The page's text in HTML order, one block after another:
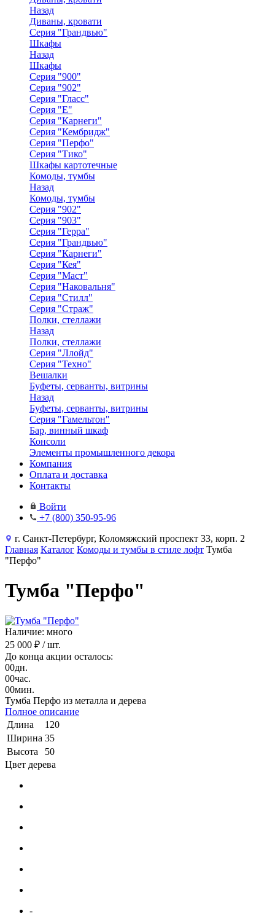
Назад
Диваны, кровати
Серия "Грандвью"
Шкафы
Назад
Шкафы
Серия "900"
Серия "902"
Серия "Гласс"
Серия "Е"
Серия "Карнеги"
Серия "Кембридж"
Серия "Перфо"
Серия "Тико"
Шкафы картотечные
Комоды, тумбы
Назад
Комоды, тумбы
Серия "902"
Серия "903"
Серия "Герра"
Серия "Грандвью"
Серия "Карнеги"
Серия "Кея"
Серия "Маст"
Серия "Наковальня"
Серия "Стилл"
Серия "Страж"
Полки, стеллажи
Назад
Полки, стеллажи
Серия "Ллойд"
Серия "Техно"
Вешалки
Буфеты, серванты, витрины
Назад
Буфеты, серванты, витрины
Серия "Гамельтон"
Бар, винный шкаф
Консоли
Элементы промышленного декора
Компания
Оплата и доставка
Контакты
Войти
+7 (800) 350-95-96
г. Санкт-Петербург, Коломяжский проспект 33, корп. 2
Главная Каталог Комоды и тумбы в стиле лофт Тумба
"Перфо"
Тумба "Перфо"
Наличие: много
25 000 ₽ / шт.
До конца акции осталось:
00дн.
00час.
00мин.
Тумба Перфо из металла и дерева
Полное описание
Длина
120
Ширина 35
Высота
50
Цвет дерева
-